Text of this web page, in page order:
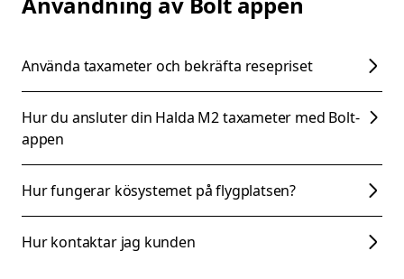
Använda taxameter och bekräfta resepriset
Hur du ansluter din Halda M2 taxameter med Bolt-
appen
Hur fungerar kösystemet på flygplatsen?
Hur kontaktar jag kunden